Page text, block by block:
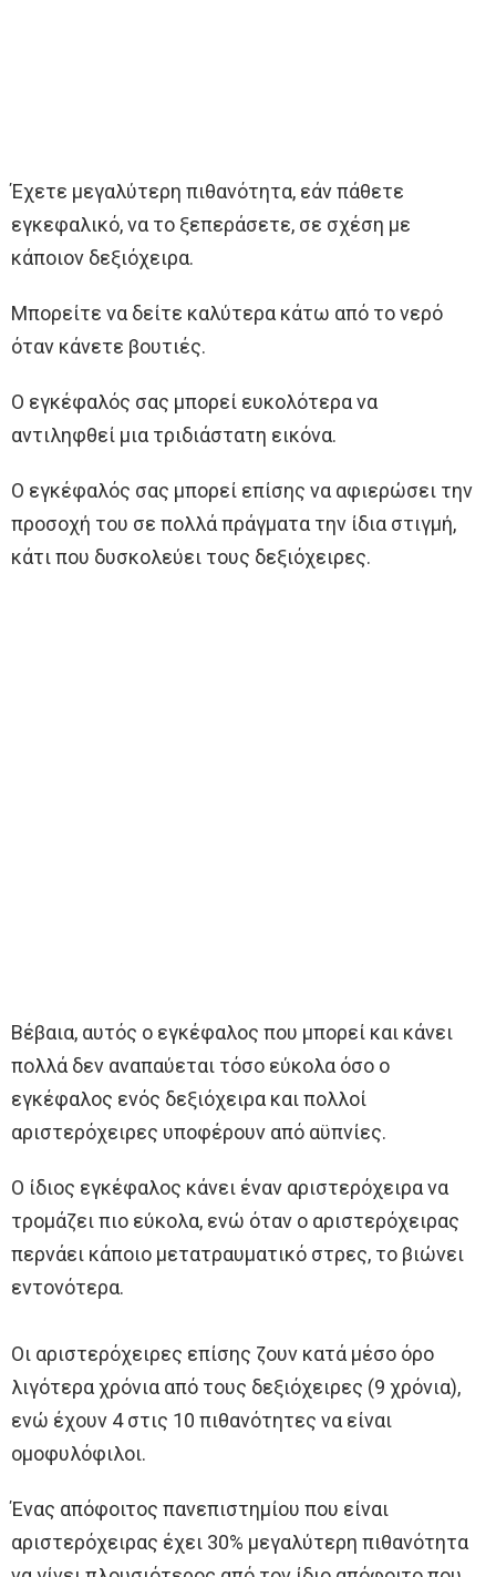
Έχετε μεγαλύτερη πιθανότητα, εάν πάθετε
εγκεφαλικό, να το ξεπεράσετε, σε σχέση με
κάποιον δεξιόχειρα.
Μπορείτε να δείτε καλύτερα κάτω από το νερό
όταν κάνετε βουτιές.
Ο εγκέφαλός σας μπορεί ευκολότερα να
αντιληφθεί μια τριδιάστατη εικόνα.
Ο εγκέφαλός σας μπορεί επίσης να αφιερώσει την
προσοχή του σε πολλά πράγματα την ίδια στιγμή,
κάτι που δυσκολεύει τους δεξιόχειρες.
Βέβαια, αυτός ο εγκέφαλος που μπορεί και κάνει
πολλά δεν αναπαύεται τόσο εύκολα όσο ο
εγκέφαλος ενός δεξιόχειρα και πολλοί
αριστερόχειρες υποφέρουν από αϋπνίες.
Ο ίδιος εγκέφαλος κάνει έναν αριστερόχειρα να
τρομάζει πιο εύκολα, ενώ όταν ο αριστερόχειρας
περνάει κάποιο μετατραυματικό στρες, το βιώνει
εντονότερα.
Οι αριστερόχειρες επίσης ζουν κατά μέσο όρο
λιγότερα χρόνια από τους δεξιόχειρες (9 χρόνια),
ενώ έχουν 4 στις 10 πιθανότητες να είναι
ομοφυλόφιλοι.
Ένας απόφοιτος πανεπιστημίου που είναι
αριστερόχειρας έχει 30% μεγαλύτερη πιθανότητα